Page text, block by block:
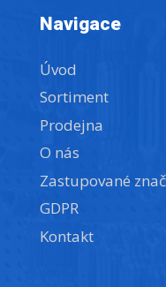
Navigace
Úvod
Sortiment
Prodejna
O nás
Zastupované
GDPR
Kontakt